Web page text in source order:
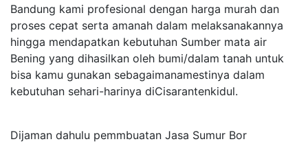
Bandung kami profesional dengan harga murah dan
proses cepat serta amanah dalam melaksanakannya
hingga mendapatkan kebutuhan Sumber mata air
Bening yang dihasilkan oleh bumi/dalam tanah untuk
bisa kamu gunakan sebagaimanamestinya dalam
kebutuhan sehari-harinya diCisarantenkidul.
Dijaman dahulu pemmbuatan Jasa Sumur Bor